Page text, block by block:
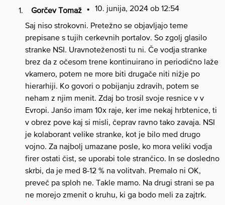
Gorčev Tomaž
10. junija, 2024 ob 12:54
Saj niso strokovni. Pretežno se objavljajo teme
prepisane s tujih cerkevnih portalov. So zgolj glasilo
stranke NSI. Uravnoteženosti tu ni. Če vodja stranke
brez da z očesom trene kontinuirano in periodično laže
vkamero, potem ne more biti drugače niti nižje po
hierarhiji. Ko govori o pobijanju zdravih, potem se
neham z njim menit. Zdaj bo trosil svoje resnice v v
Evropi. Janšo imam 10x raje, ker ime nekaj hrbtenice, ti
v obrez pove kaj si misli, čeprav ravno tako zavaja. NSI
je kolaborant velike stranke, kot je bilo med drugo
vojno. Za najbolj umazane posle, ko mora veliki vodja
firer ostati čist, se uporabi tole strančico. In se dosledno
skrbi, da je med 8-12 % na volitvah. Premalo ni OK,
preveč pa sploh ne. Takle mamo. Na drugi strani se pa
ne morejo zmenit o kruhu, ki ga bodo meli za zajtrk.